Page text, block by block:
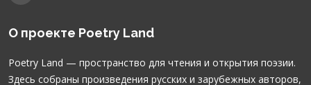
О проекте Poetry Land
Poetry Land — пространство для чтения и открытия поэзии.
Здесь собраны произведения русских и зарубежных авторов,